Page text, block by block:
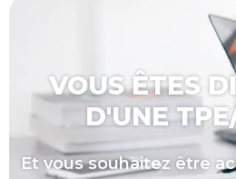
VOUS ÊTES
D'UNE
Et vous souhaitez être